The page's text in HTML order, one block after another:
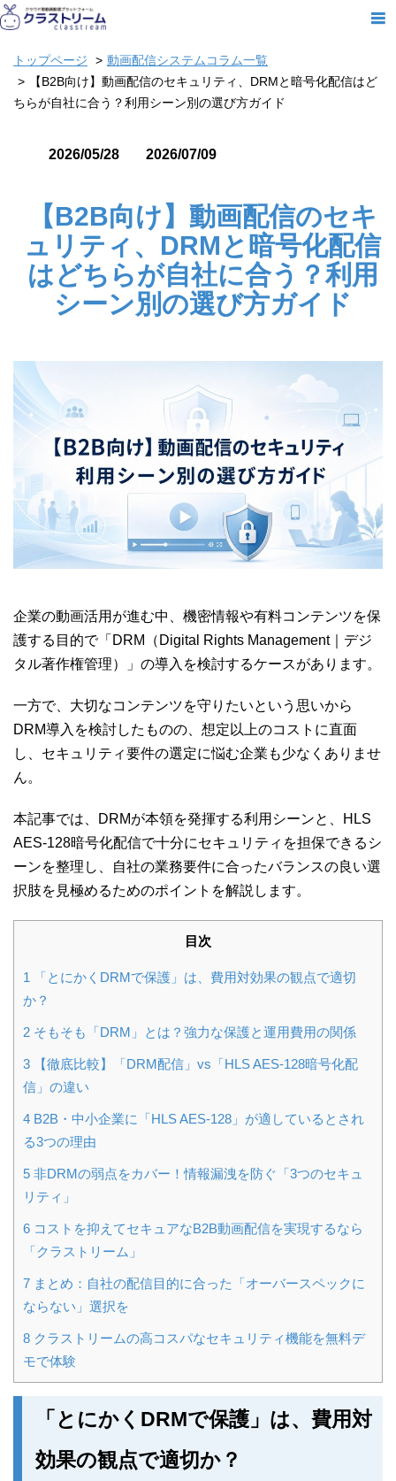
トップページ
動画配信システムコラム一覧
【B2B向け】動画配信のセキュリティ、DRMと暗号化配信はど
ちらが自社に合う？利用シーン別の選び方ガイド
2026/05/28 2026/07/09
【B2B向け】動画配信のセキ
ュリティ、DRMと暗号化配信
はどちらが自社に合う？利用
シーン別の選び方ガイド
企業の動画活用が進む中、機密情報や有料コンテンツを保
護する目的で「DRM（Digital Rights Management｜デジ
タル著作権管理）」の導入を検討するケースがあります。
一方で、大切なコンテンツを守りたいという思いから
DRM導入を検討したものの、想定以上のコストに直面
し、セキュリティ要件の選定に悩む企業も少なくありませ
ん。
本記事では、DRMが本領を発揮する利用シーンと、HLS
AES-128暗号化配信で十分にセキュリティを担保できるシ
ーンを整理し、自社の業務要件に合ったバランスの良い選
択肢を見極めるためのポイントを解説します。
目次
1 「とにかくDRMで保護」は、費用対効果の観点で適切
か？
2 そもそも「DRM」とは？強力な保護と運用費用の関係
3 【徹底比較】「DRM配信」vs「HLS AES-128暗号化配
信」の違い
4 B2B・中小企業に「HLS AES-128」が適しているとされ
る3つの理由
5 非DRMの弱点をカバー！情報漏洩を防ぐ「3つのセキュ
リティ」
6 コストを抑えてセキュアなB2B動画配信を実現するなら
「クラストリーム」
7 まとめ：自社の配信目的に合った「オーバースペックに
ならない」選択を
8 クラストリームの高コスパなセキュリティ機能を無料デ
モで体験
「とにかくDRMで保護」は、費用対
効果の観点で適切か？